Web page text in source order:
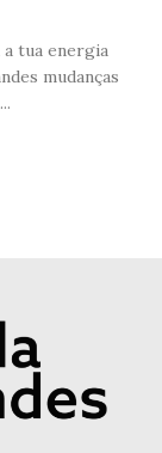
tua energia
mudanças